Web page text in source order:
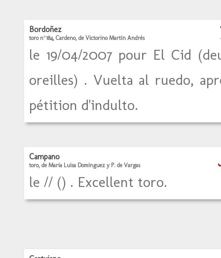
Bordoñez
toro n°184, Cardeno, de Victorino Martin Andrés
le 19/04/2007 pour El Cid
oreilles) . Vuelta al ruedo,
pétition d'indulto.
Campano
toro, de Maria Luisa Dominguez y P. de Vargas
le // () . Excellent toro.